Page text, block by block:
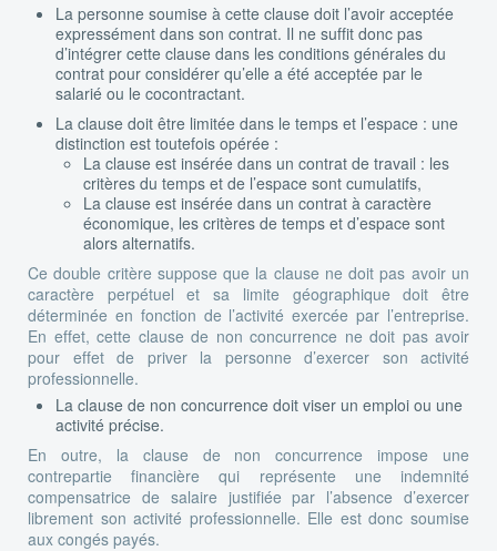
La personne soumise à cette clause doit l’avoir acceptée
expressément dans son contrat. Il ne suffit donc pas
d’intégrer cette clause dans les conditions générales du
contrat pour considérer qu’elle a été acceptée par le
salarié ou le cocontractant.
La clause doit être limitée dans le temps et l’espace : une
distinction est toutefois opérée :
La clause est insérée dans un contrat de travail : les
critères du temps et de l’espace sont cumulatifs,
La clause est insérée dans un contrat à caractère
économique, les critères de temps et d’espace sont
alors alternatifs.
Ce double critère suppose que la clause ne doit pas avoir un
caractère perpétuel et sa limite géographique doit être
déterminée en fonction de l’activité exercée par l’entreprise.
En effet, cette clause de non concurrence ne doit pas avoir
pour effet de priver la personne d’exercer son activité
professionnelle.
La clause de non concurrence doit viser un emploi ou une
activité précise.
En outre, la clause de non concurrence impose une
contrepartie financière qui représente une indemnité
compensatrice de salaire justifiée par l’absence d’exercer
librement son activité professionnelle. Elle est donc soumise
aux congés payés.